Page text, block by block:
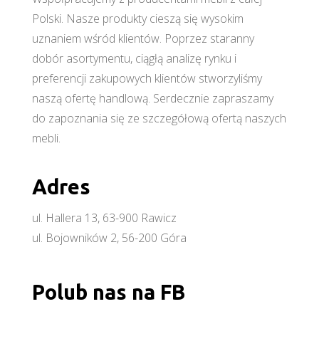
Polski. Nasze produkty cieszą się wysokim
uznaniem wśród klientów. Poprzez staranny
dobór asortymentu, ciągłą analizę rynku i
preferencji zakupowych klientów stworzyliśmy
naszą ofertę handlową. Serdecznie zapraszamy
do zapoznania się ze szczegółową ofertą naszych
mebli.
Adres
ul. Hallera 13, 63-900 Rawicz
ul. Bojowników 2, 56-200 Góra
Polub nas na FB